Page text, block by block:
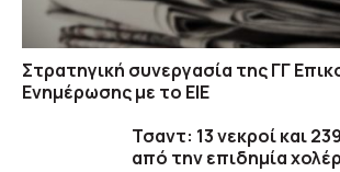
Στρατηγική συνεργασία της ΓΓ
Ενημέρωσης με το ΕΙΕ
Τσαντ: 13 νεκροί και
από την επιδημία